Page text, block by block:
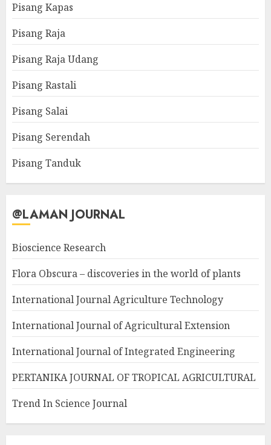
Pisang Kapas
Pisang Raja
Pisang Raja Udang
Pisang Rastali
Pisang Salai
Pisang Serendah
Pisang Tanduk
@LAMAN JOURNAL
Bioscience Research
Flora Obscura – discoveries in the world of plants
International Journal Agriculture Technology
International Journal of Agricultural Extension
International Journal of Integrated Engineering
PERTANIKA JOURNAL OF TROPICAL AGRICULTURAL
Trend In Science Journal